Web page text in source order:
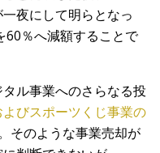
夜にして明らとなっ
60％へ減額することで
ル事業へのさらなる投
びスポーツくじ事業の
そのような事業売却が